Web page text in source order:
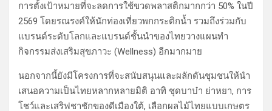
การตั้งเป้าหมายที่จะลดการใช้ขวดพลาสติกมากกว่า 50% ในปี
2569 โดยรณรงค์ให้นักท่องเที่ยวพกกระติกน้ำ รวมถึงร่วมกับ
แบรนด์ระดับโลกและแบรนด์ชั้นนำของไทยวางแผนทำ
กิจกรรมส่งเสริมสุขภาวะ (Wellness) อีกมากมาย
นอกจากนี้ยังมีโครงการที่จะสนับสนุนและผลักดันชุมชนให้นำ
เสนอความเป็นไทยหลากหลายมิติ อาทิ ชุดบาบ๋า ย่าหยา, การ
โชว์และเสริฟชาชักของดีเมืองใต้, เลือกผลไม้ไทยแบบเกษตร